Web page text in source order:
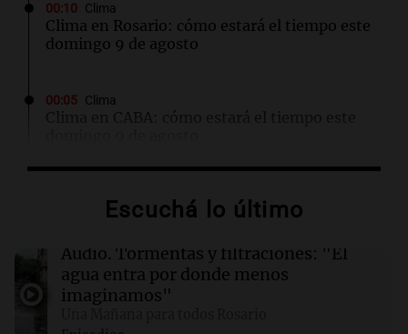
00:10 Clima
Clima en Rosario: cómo estará el tiempo este
domingo 9 de agosto
00:05 Clima
Clima en CABA: cómo estará el tiempo este
Clima en Córdoba: cómo estará el tiempo este
23:56 Sociedad
Salteño demanda a AstraZeneca y al Estado
Escuchá lo último
Audio. Tormentas y filtraciones: "El
agua entra por donde menos
imaginamos"